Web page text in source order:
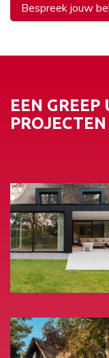
Bespreek jouw
EEN GREEP
PROJECTEN